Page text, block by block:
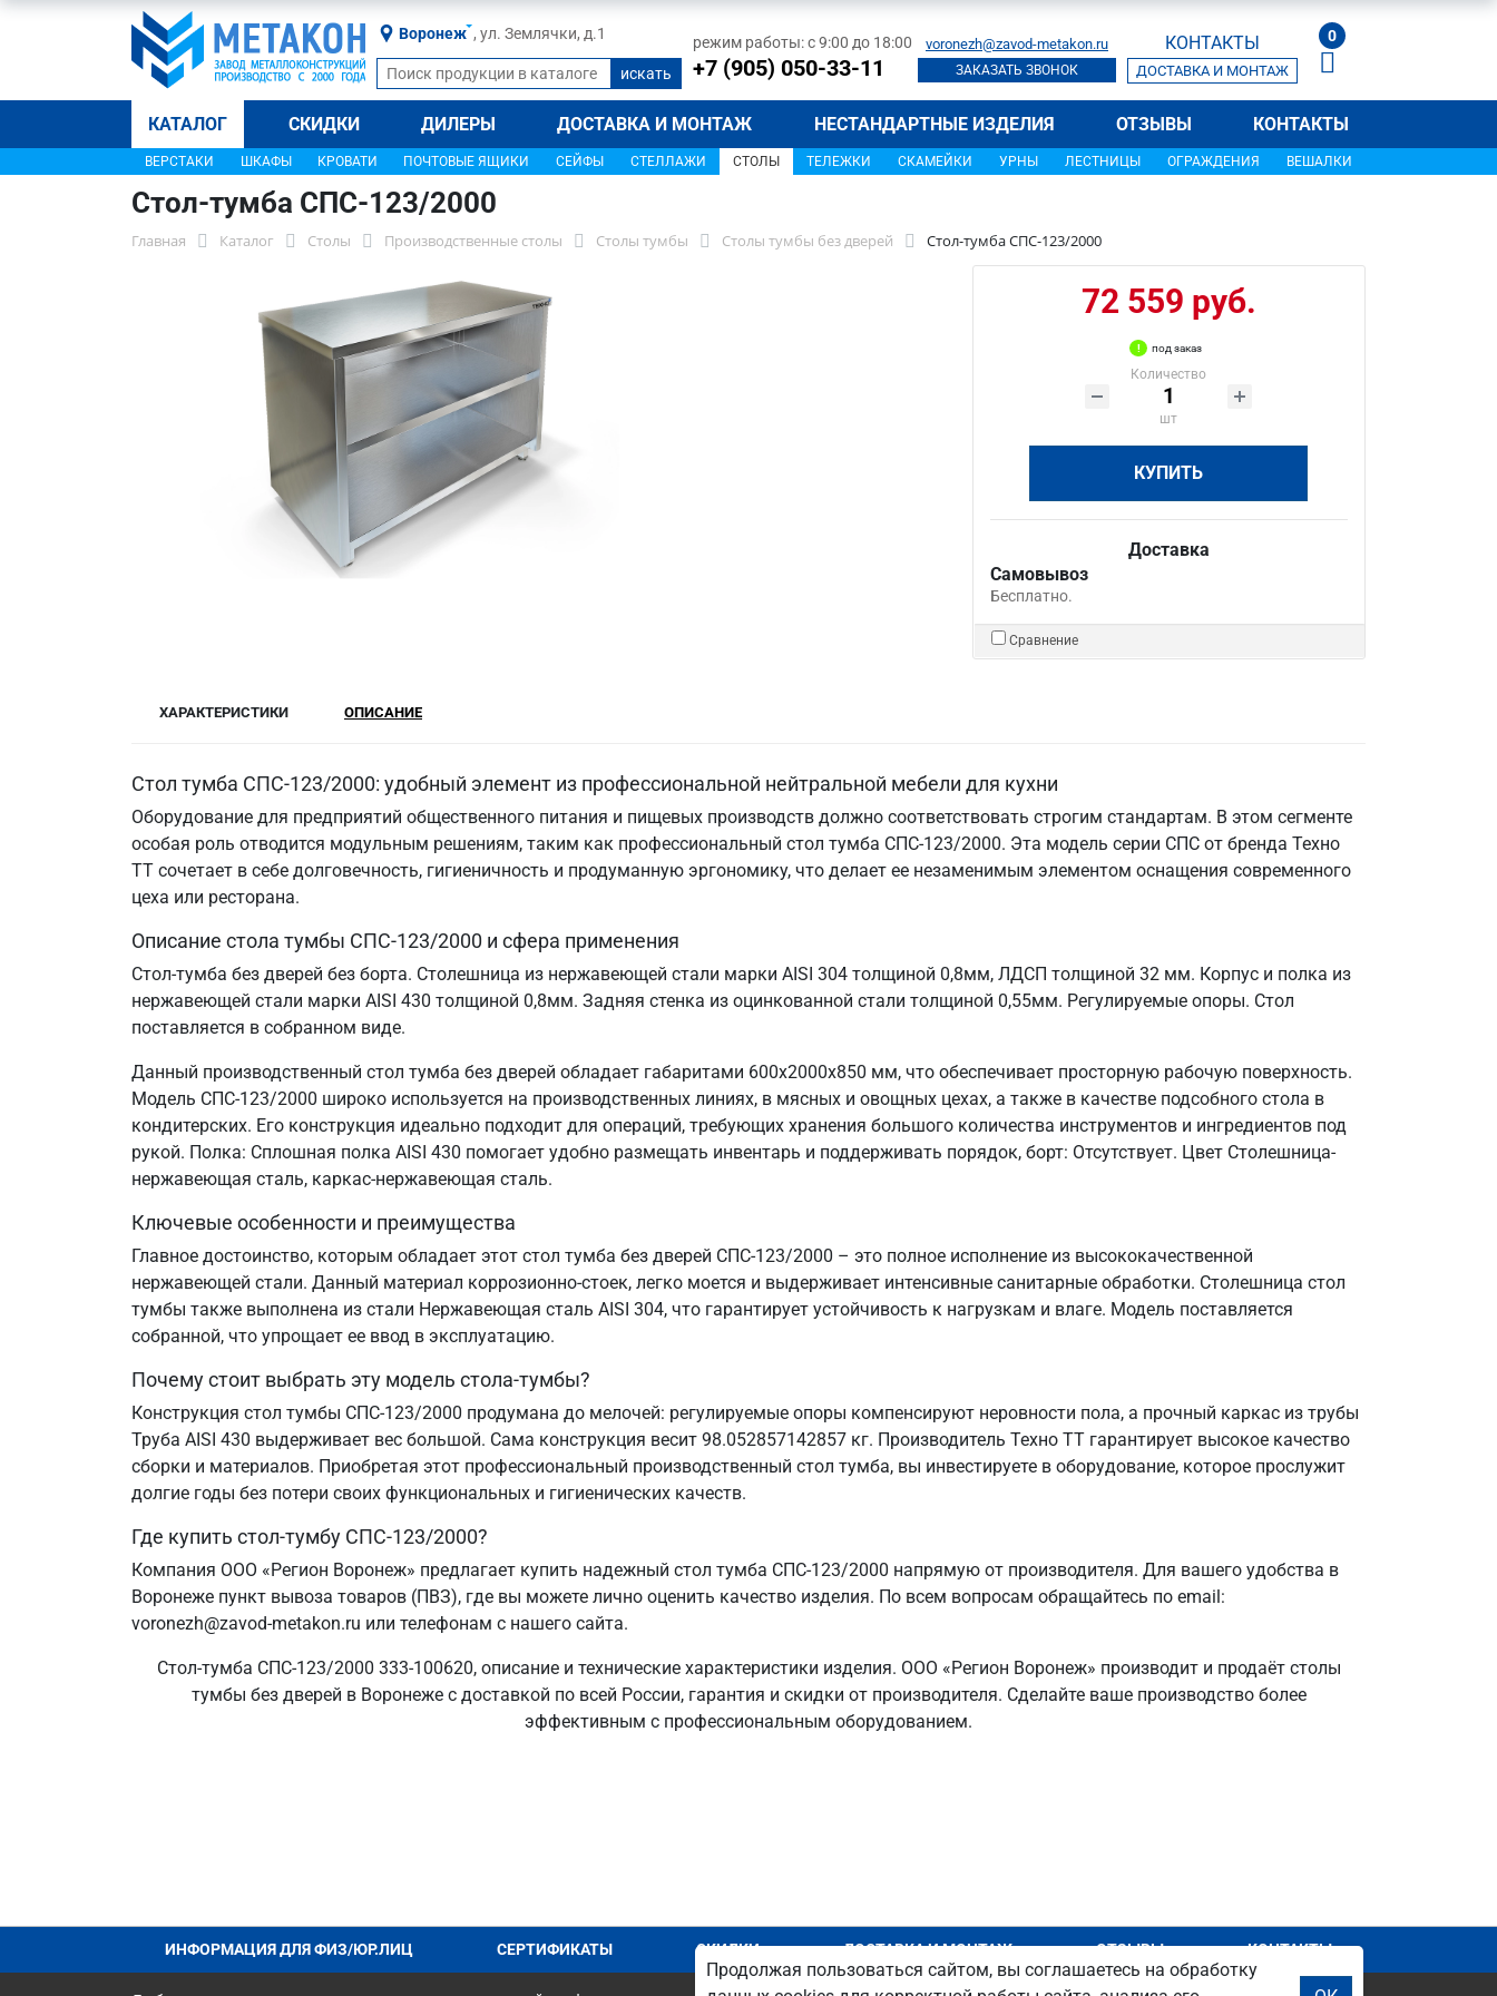
Воронеж , ул. Землячки, д.1 режим работы: с 9:00 до 18:00
+7 (905) 050-33-11
voronezh@zavod-metakon.ru
ЗАКАЗАТЬ ЗВОНОК
КОНТАКТЫ
ДОСТАВКА И МОНТАЖ
0
КАТАЛОГ СКИДКИ ДИЛЕРЫ ДОСТАВКА И МОНТАЖ НЕСТАНДАРТНЫЕ ИЗДЕЛИЯ ОТЗЫВЫ КОНТАКТЫ
ВЕРСТАКИ ШКАФЫ КРОВАТИ ПОЧТОВЫЕ ЯЩИКИ СЕЙФЫ СТЕЛЛАЖИ СТОЛЫ ТЕЛЕЖКИ СКАМЕЙКИ УРНЫ ЛЕСТНИЦЫ ОГРАЖДЕНИЯ ВЕШАЛКИ
Стол-тумба СПС-123/2000
Главная Каталог Столы Производственные столы Столы тумбы Столы тумбы без дверей Стол-тумба СПС-123/2000
72 559 руб.
под заказ
Количество
шт
КУПИТЬ
Доставка
Самовывоз
Бесплатно.
Сравнение
ХАРАКТЕРИСТИКИ ОПИСАНИЕ
Стол тумба СПС-123/2000: удобный элемент из профессиональной нейтральной мебели для кухни
Оборудование для предприятий общественного питания и пищевых производств должно соответствовать строгим стандартам. В этом сегменте
особая роль отводится модульным решениям, таким как профессиональный стол тумба СПС-123/2000. Эта модель серии СПС от бренда Техно
ТТ сочетает в себе долговечность, гигиеничность и продуманную эргономику, что делает ее незаменимым элементом оснащения современного
цеха или ресторана.
Описание стола тумбы СПС-123/2000 и сфера применения
Стол-тумба без дверей без борта. Столешница из нержавеющей стали марки AISI 304 толщиной 0,8мм, ЛДСП толщиной 32 мм. Корпус и полка из
нержавеющей стали марки AISI 430 толщиной 0,8мм. Задняя стенка из оцинкованной стали толщиной 0,55мм. Регулируемые опоры. Стол
поставляется в собранном виде.
Данный производственный стол тумба без дверей обладает габаритами 600х2000х850 мм, что обеспечивает просторную рабочую поверхность.
Модель СПС-123/2000 широко используется на производственных линиях, в мясных и овощных цехах, а также в качестве подсобного стола в
кондитерских. Его конструкция идеально подходит для операций, требующих хранения большого количества инструментов и ингредиентов под
рукой. Полка: Сплошная полка AISI 430 помогает удобно размещать инвентарь и поддерживать порядок, борт: Отсутствует. Цвет Столешница-
нержавеющая сталь, каркас-нержавеющая сталь.
Ключевые особенности и преимущества
Главное достоинство, которым обладает этот стол тумба без дверей СПС-123/2000 – это полное исполнение из высококачественной
нержавеющей стали. Данный материал коррозионно-стоек, легко моется и выдерживает интенсивные санитарные обработки. Столешница стол
тумбы также выполнена из стали Нержавеющая сталь AISI 304, что гарантирует устойчивость к нагрузкам и влаге. Модель поставляется
собранной, что упрощает ее ввод в эксплуатацию.
Почему стоит выбрать эту модель стола-тумбы?
Конструкция стол тумбы СПС-123/2000 продумана до мелочей: регулируемые опоры компенсируют неровности пола, а прочный каркас из трубы
Труба AISI 430 выдерживает вес большой. Сама конструкция весит 98.052857142857 кг. Производитель Техно ТТ гарантирует высокое качество
сборки и материалов. Приобретая этот профессиональный производственный стол тумба, вы инвестируете в оборудование, которое прослужит
долгие годы без потери своих функциональных и гигиенических качеств.
Где купить стол-тумбу СПС-123/2000?
Компания ООО «Регион Воронеж» предлагает купить надежный стол тумба СПС-123/2000 напрямую от производителя. Для вашего удобства в
Воронеже пункт вывоза товаров (ПВЗ), где вы можете лично оценить качество изделия. По всем вопросам обращайтесь по email:
voronezh@zavod-metakon.ru или телефонам с нашего сайта.
Стол-тумба СПС-123/2000 333-100620, описание и технические характеристики изделия. ООО «Регион Воронеж» производит и продаёт столы
тумбы без дверей в Воронеже с доставкой по всей России, гарантия и скидки от производителя. Сделайте ваше производство более
эффективным с профессиональным оборудованием.
ИНФОРМАЦИЯ ДЛЯ ФИЗ/ЮР.ЛИЦ СЕРТИФИКАТЫ СКИДКИ ДОСТАВКА И МОНТАЖ ОТЗЫВЫ КОНТАКТЫ
Продолжая пользоваться сайтом, вы соглашаетесь на обработку